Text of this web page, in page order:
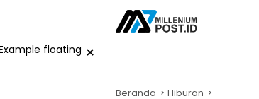
×
Beranda Hiburan